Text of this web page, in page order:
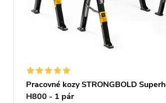
Pracovné kozy STRONGBOLD
H800 - 1 pár